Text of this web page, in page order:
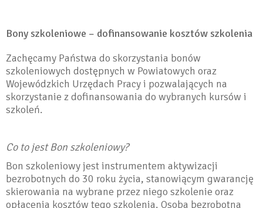
Bony szkoleniowe – dofinansowanie kosztów szkolenia
Zachęcamy Państwa do skorzystania bonów
szkoleniowych dostępnych w Powiatowych oraz
Wojewódzkich Urzędach Pracy i pozwalających na
skorzystanie z dofinansowania do wybranych kursów i
szkoleń.
Co to jest Bon szkoleniowy?
Bon szkoleniowy jest instrumentem aktywizacji
bezrobotnych do 30 roku życia, stanowiącym gwarancję
skierowania na wybrane przez niego szkolenie oraz
opłacenia kosztów tego szkolenia. Osoba bezrobotna